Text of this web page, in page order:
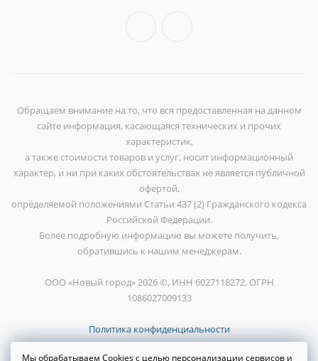
Обращаем внимание на то, что вся предоставленная на данном
сайте информация, касающаяся технических и прочих
характеристик,
а также стоимости товаров и услуг, носит информационный
характер, и ни при каких обстоятельствах не является публичной
офертой,
определяемой положениями Статьи 437 (2) Гражданского кодекса
Российской Федерации.
Более подробную информацию вы можете получить,
обратившись к нашим менеджерам.
ООО «Новый город» 2026 ©, ИНН 6027118272, ОГРН
1086027009133
Политика конфиденциальности
Мы обрабатываем Cookies с целью персонализации сервисов и